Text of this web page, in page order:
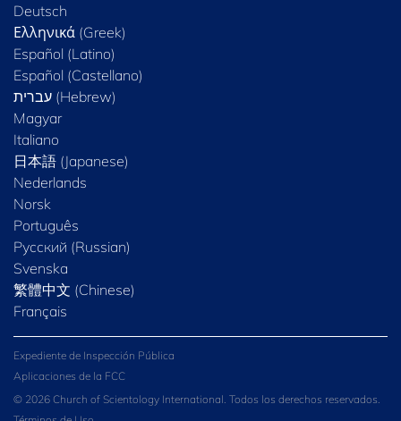
Deutsch
Ελληνικά (Greek)
Español (Latino)
Español (Castellano)
Magyar
Italiano
日本語 (Japanese)
Nederlands
Norsk
Português
Русский (Russian)
Svenska
繁體中文 (Chinese)
Français
Expediente de Inspección Pública
Aplicaciones de la FCC
© 2026 Church of Scientology International. Todos los derechos reservados.